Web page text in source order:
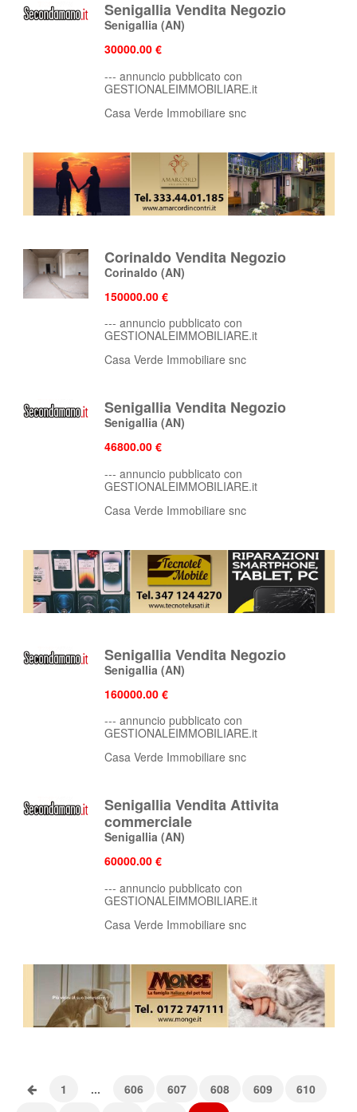
Senigallia Vendita Negozio
Senigallia (AN)
30000.00 €
--- annuncio pubblicato con
GESTIONALEIMMOBILIARE.it
Casa Verde Immobiliare snc
Corinaldo Vendita Negozio
Corinaldo (AN)
150000.00 €
--- annuncio pubblicato con
GESTIONALEIMMOBILIARE.it
Casa Verde Immobiliare snc
Senigallia Vendita Negozio
Senigallia (AN)
46800.00 €
--- annuncio pubblicato con
GESTIONALEIMMOBILIARE.it
Casa Verde Immobiliare snc
Senigallia Vendita Negozio
Senigallia (AN)
160000.00 €
--- annuncio pubblicato con
GESTIONALEIMMOBILIARE.it
Casa Verde Immobiliare snc
Senigallia Vendita Attivita
commerciale
Senigallia (AN)
60000.00 €
--- annuncio pubblicato con
GESTIONALEIMMOBILIARE.it
Casa Verde Immobiliare snc
1 ... 606 607 608 609
610